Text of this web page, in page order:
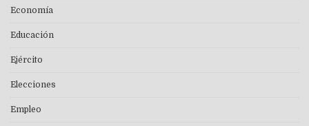
Economía
Educación
Ejército
Elecciones
Empleo